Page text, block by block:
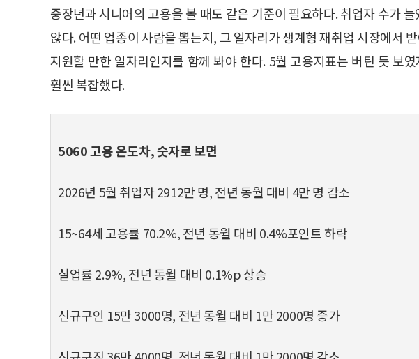
중장년과 시니어의 고용을 볼 때도 같은 기준이 필요하다. 취업자 수가
않다. 어떤 업종이 사람을 뽑는지, 그 일자리가 생계형 재취업 시장에서
지원할 만한 일자리인지를 함께 봐야 한다. 5월 고용지표는 버틴 듯 보
훨씬 복잡했다.
5060 고용 온도차, 숫자로 보면
2026년 5월 취업자 2912만 명, 전년 동월 대비 4만 명 감소
15~64세 고용률 70.2%, 전년 동월 대비 0.4%포인트 하락
실업률 2.9%, 전년 동월 대비 0.1%p 상승
신규구인 15만 3000명, 전년 동월 대비 1만 2000명 증가